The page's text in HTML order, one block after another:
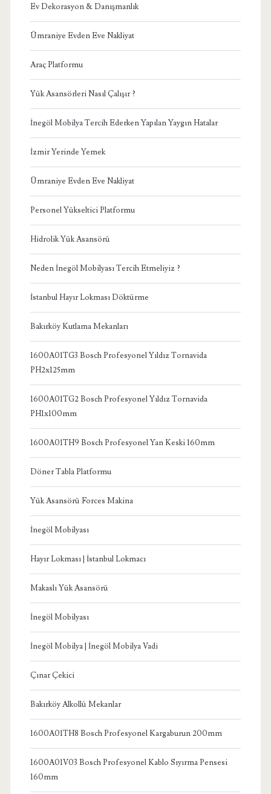
Ev Dekorasyon & Danışmanlık
Ümraniye Evden Eve Nakliyat
Araç Platformu
Yük Asansörleri Nasıl Çalışır ?
İnegöl Mobilya Tercih Ederken Yapılan Yaygın Hatalar
İzmir Yerinde Yemek
Ümraniye Evden Eve Nakliyat
Personel Yükseltici Platformu
Hidrolik Yük Asansörü
Neden İnegöl Mobilyası Tercih Etmeliyiz ?
İstanbul Hayır Lokması Döktürme
Bakırköy Kutlama Mekanları
1600A01TG3 Bosch Profesyonel Yıldız Tornavida
PH2x125mm
1600A01TG2 Bosch Profesyonel Yıldız Tornavida
PH1x100mm
1600A01TH9 Bosch Profesyonel Yan Keski 160mm
Döner Tabla Platformu
Yük Asansörü Forces Makina
İnegöl Mobilyası
Hayır Lokması | İstanbul Lokmacı
Makaslı Yük Asansörü
İnegöl Mobilyası
İnegöl Mobilya | İnegöl Mobilya Vadi
Çınar Çekici
Bakırköy Alkollü Mekanlar
1600A01TH8 Bosch Profesyonel Kargaburun 200mm
1600A01V03 Bosch Profesyonel Kablo Sıyırma Pensesi
160mm